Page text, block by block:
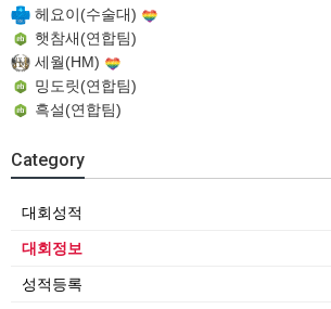
헤요이(수술대)
햇참새(연합팀)
세월(HM)
밍도릿(연합팀)
흑설(연합팀)
Category
대회성적
대회정보
성적등록